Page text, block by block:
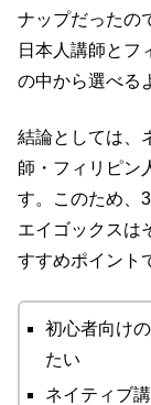
ナップだったの
日本人講師とフ
の中から選べる
結論としては、
師・フィリピン
す。このため、
エイゴックスは
すすめポイント
初心者向け
たい
ネイティブ